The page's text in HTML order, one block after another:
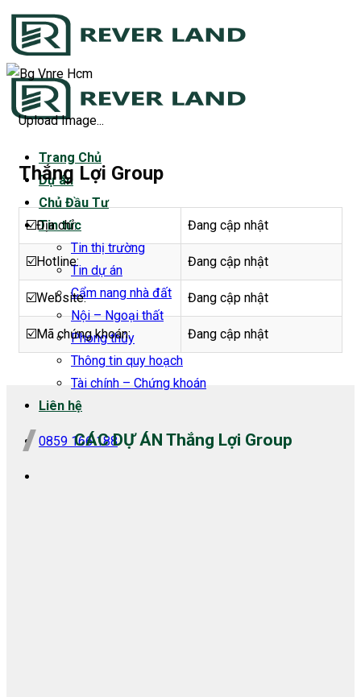
Bỏ
qua
nội
dung
Trang Chủ
Dự án
Chủ Đầu Tư
Tin tức
Tin thị trường
Tin dự án
Cẩm nang nhà đất
Nội – Ngoại thất
Phong thủy
Thông tin quy hoạch
Tài chính – Chứng khoán
Liên hệ
0859 166 188
Upload Image...
Thắng Lợi Group
☑️Địa chỉ: Đang cập nhật
☑️Hotline: Đang cập nhật
☑️Website: Đang cập nhật
☑️Mã chứng khoán: Đang cập nhật
CÁC DỰ ÁN Thắng Lợi Group